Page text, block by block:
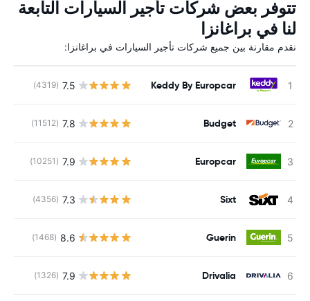
تتوفر بعض شركات تأجير السيارات التابعة
لنا في براغانزا
نقدم مقارنة بين جميع شركات تأجير السيارات في براغانزا:
Keddy By Europcar
7.5
(4319)
Budget
7.8
(11512)
Europcar
7.9
(10251)
Sixt
7.3
(4356)
Guerin
8.6
(1468)
Drivalia
7.9
(1326)